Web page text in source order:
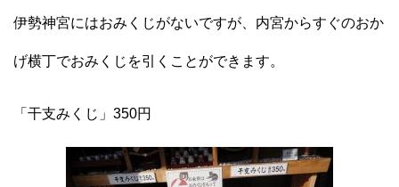
伊勢神宮にはおみくじがないですが、内宮からすぐのおか
げ横丁でおみくじを引くことができます。
「干支みくじ」350円